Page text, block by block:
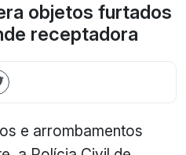
objetos furtados
receptadora
e arrombamentos